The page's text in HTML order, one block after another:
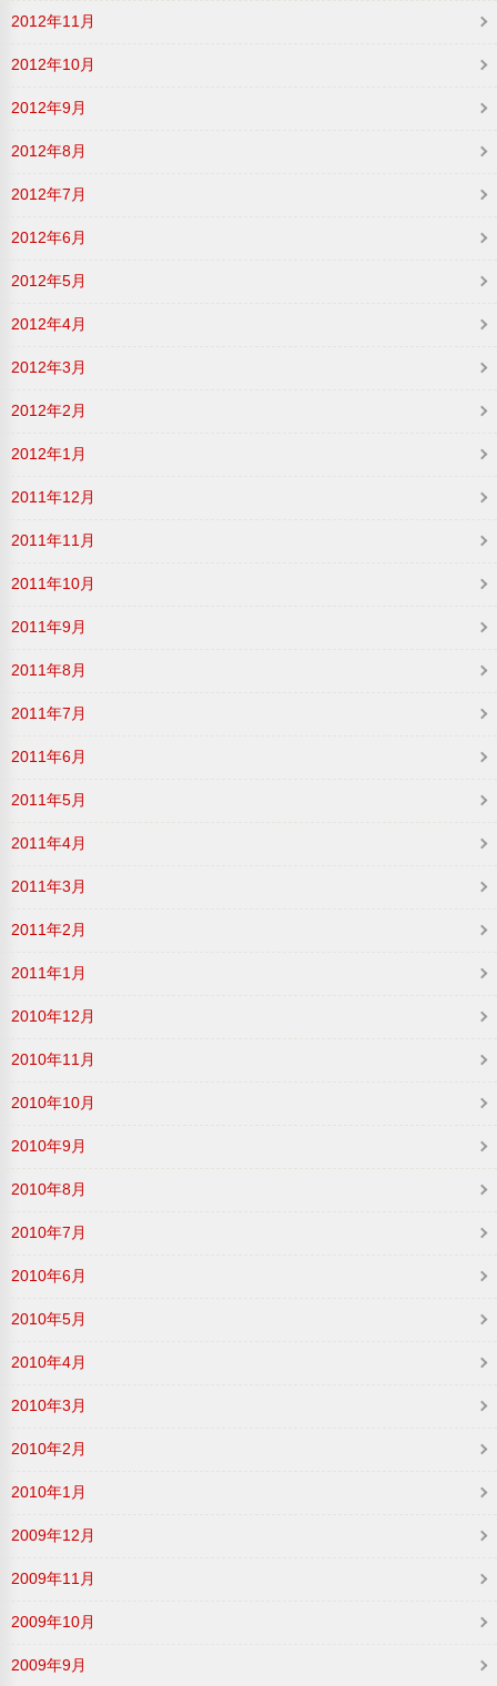
2012年11月
2012年10月
2012年9月
2012年8月
2012年7月
2012年6月
2012年5月
2012年4月
2012年3月
2012年2月
2012年1月
2011年12月
2011年11月
2011年10月
2011年9月
2011年8月
2011年7月
2011年6月
2011年5月
2011年4月
2011年3月
2011年2月
2011年1月
2010年12月
2010年11月
2010年10月
2010年9月
2010年8月
2010年7月
2010年6月
2010年5月
2010年4月
2010年3月
2010年2月
2010年1月
2009年12月
2009年11月
2009年10月
2009年9月